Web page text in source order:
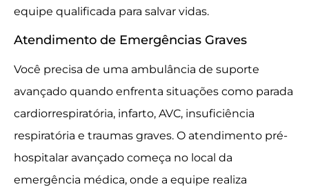
equipe qualificada para salvar vidas.
Atendimento de Emergências Graves
Você precisa de uma ambulância de suporte
avançado quando enfrenta situações como parada
cardiorrespiratória, infarto, AVC, insuficiência
respiratória e traumas graves. O atendimento pré-
hospitalar avançado começa no local da
emergência médica, onde a equipe realiza